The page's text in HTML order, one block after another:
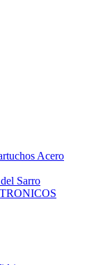
Acero
Sarro